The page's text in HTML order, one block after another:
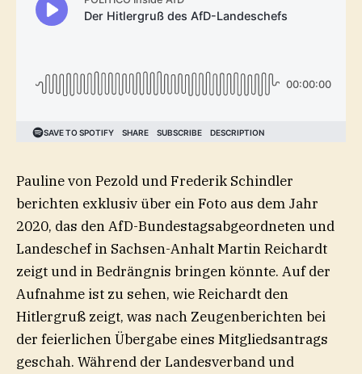
Pauline von Pezold und Frederik Schindler
berichten exklusiv über ein Foto aus dem Jahr
2020, das den AfD-Bundestagsabgeordneten und
Landeschef in Sachsen-Anhalt Martin Reichardt
zeigt und in Bedrängnis bringen könnte. Auf der
Aufnahme ist zu sehen, wie Reichardt den
Hitlergruß zeigt, was nach Zeugenberichten bei
der feierlichen Übergabe eines Mitgliedsantrags
geschah. Während der Landesverband und